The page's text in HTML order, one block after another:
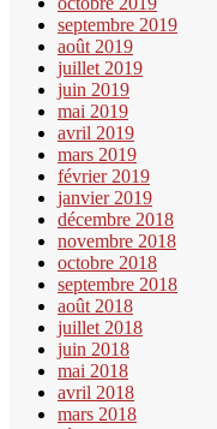
septembre 2019
août 2019
juillet 2019
juin 2019
mai 2019
avril 2019
mars 2019
février 2019
janvier 2019
décembre 2018
novembre 2018
octobre 2018
septembre 2018
août 2018
juillet 2018
juin 2018
mai 2018
avril 2018
mars 2018